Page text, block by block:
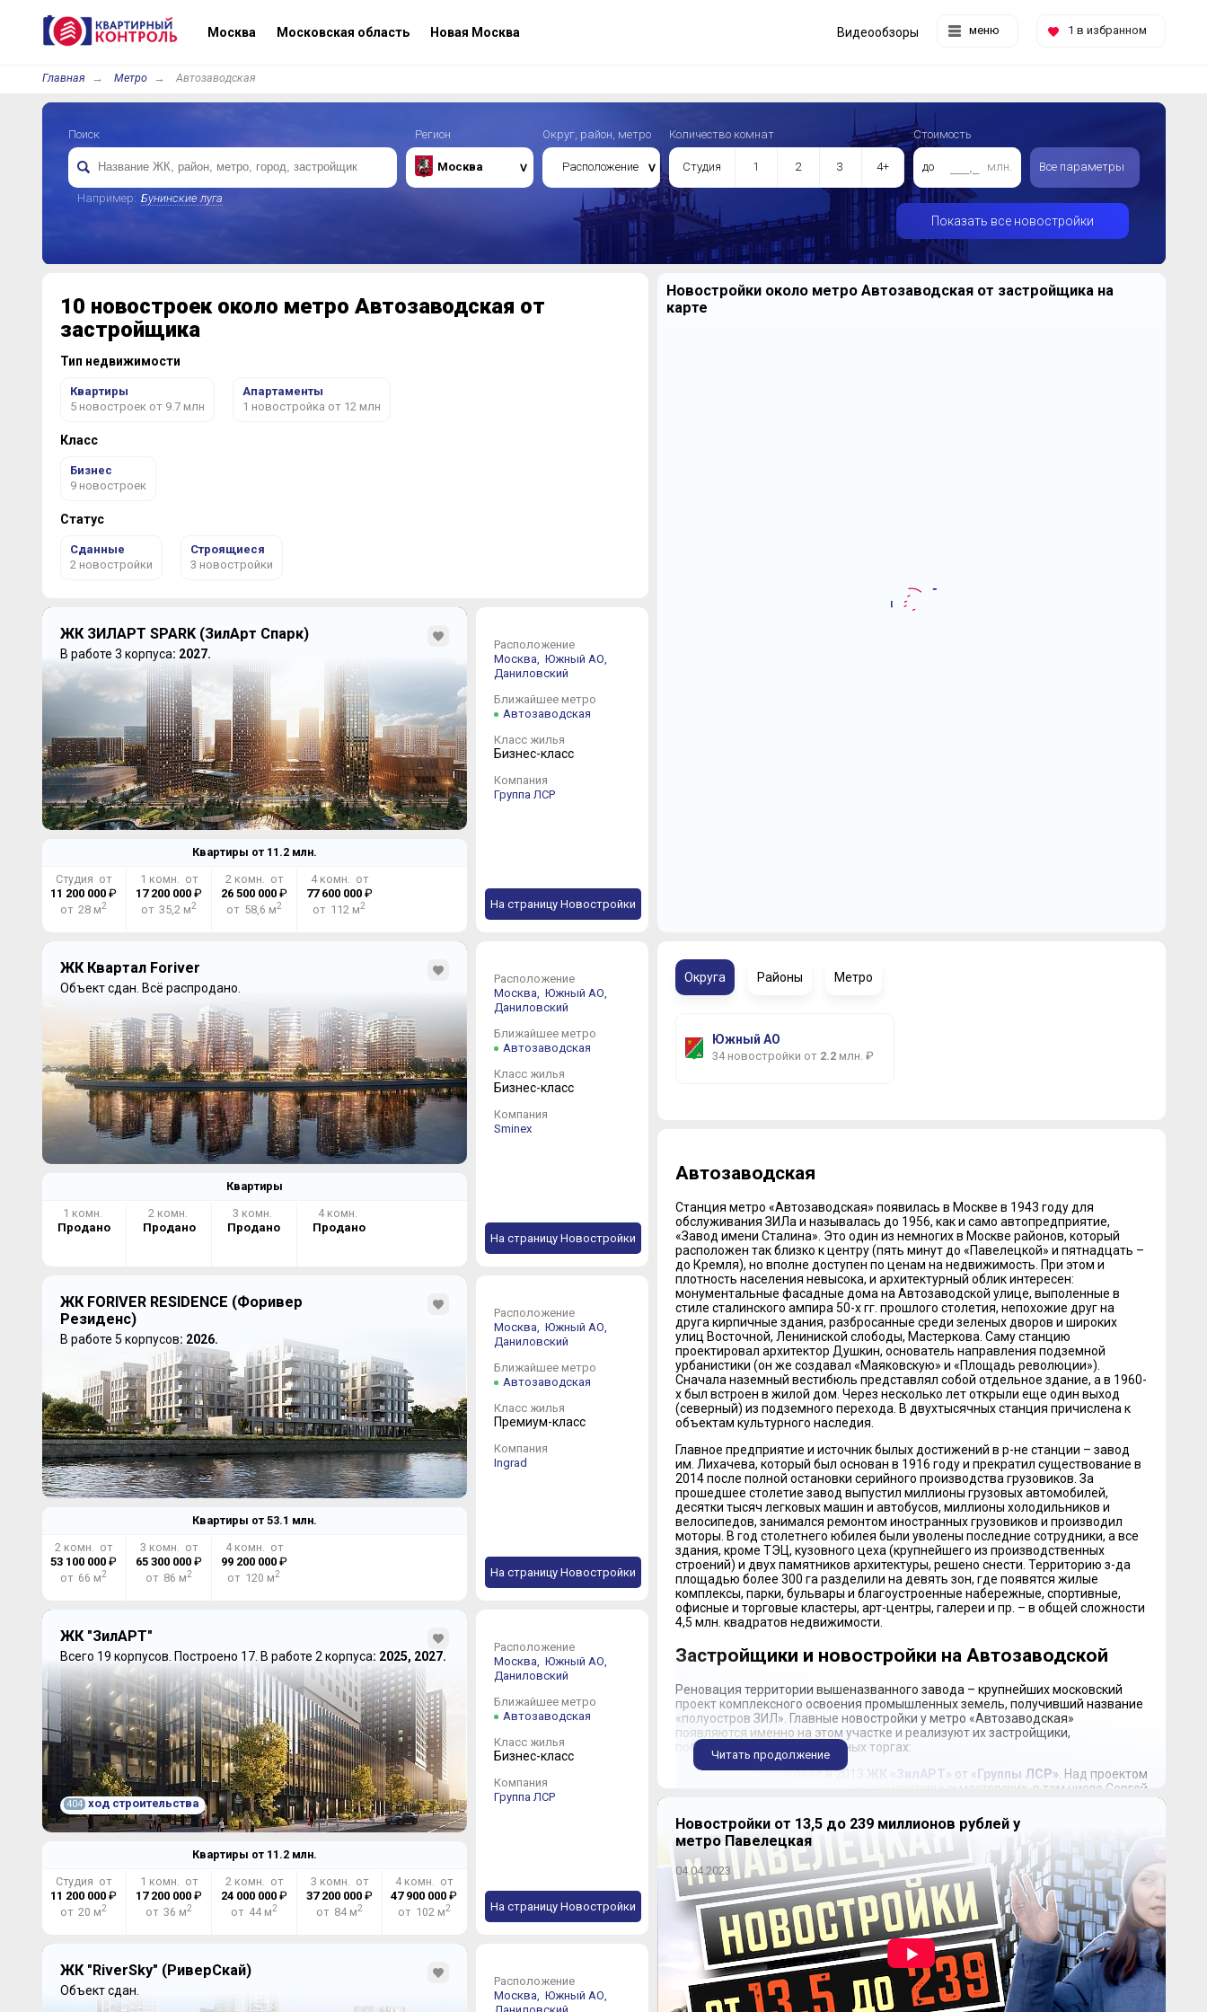
Москва Московская область Новая Москва меню 1 в избранном
Видеообзоры
Главная Метро Автозаводская
Поиск
Например: Бунинские луга
Регион
Москва
Округ, район, метро
Расположение
Количество комнат
Студия 1 2 3 4+
Стоимость
до млн. Все параметры
Показать все новостройки
10 новостроек около метро Автозаводская от
застройщика
Тип недвижимости
Квартиры
5 новостроек от 9.7 млн
Апартаменты
1 новостройка от 12 млн
Класс
Бизнес
9 новостроек
Статус
Сданные
2 новостройки
Строящиеся
3 новостройки
ЖК ЗИЛАРТ SPARK (ЗилАрт Спарк)
В работе 3 корпуса: 2027.
Квартиры от 11.2млн.
Студия от
11 200 000 ₽
от 28 м2
1 комн. от
17 200 000 ₽
от 35,2 м2
2 комн. от
26 500 000₽
от 58,6 м2
4 комн. от
77 600 000₽
от 112 м2
Расположение
Москва, Южный АО,
Даниловский
Ближайшее метро
Автозаводская
Класс жилья
Бизнес-класс
Компания
Группа ЛСР
На страницу Новостройки
ЖК Квартал Foriver
Объект сдан. Всё распродано.
Квартиры
1 комн.
Продано
2 комн.
Продано
3 комн.
Продано
4 комн.
Продано
Расположение
Москва, Южный АО,
Даниловский
Ближайшее метро
Автозаводская
Класс жилья
Бизнес-класс
Компания
Sminex
На страницу Новостройки
ЖК FORIVER RESIDENCE (Форивер
Резиденс)
В работе 5 корпусов: 2026.
Квартиры от 53.1 млн.
2 комн. от
53 100 000 ₽
от 66 м2
3 комн. от
65 300 000 ₽
от 86 м2
4 комн. от
99 200 000₽
от 120 м2
Расположение
Москва, Южный АО,
Даниловский
Ближайшее метро
Автозаводская
Класс жилья
Премиум-класс
Компания
Ingrad
На страницу Новостройки
ЖК "ЗилАРТ"
Всего 19 корпусов. Построено 17. В работе 2 корпуса: 2025, 2027.
404 ход строительства
Квартиры от 11.2млн.
Студия от
11 200 000 ₽
от 20 м2
1 комн. от
17 200 000 ₽
от 36 м2
2 комн. от
24 000 000₽
от 44 м2
3 комн. от
37 200 000₽
от 84 м2
4 комн. от
47 900 000 ₽
от 102 м2
Расположение
Москва, Южный АО,
Даниловский
Ближайшее метро
Автозаводская
Класс жилья
Бизнес-класс
Компания
Группа ЛСР
На страницу Новостройки
ЖК "RiverSky" (РиверСкай)
Объект сдан.
Расположение
Москва, Южный АО,
Новостройки около метро Автозаводская от застройщика на
карте
Округа Районы Метро
Южный АО
34 новостройки от 2.2млн. ₽
Автозаводская
Станция метро «Автозаводская» появилась в Москве в 1943 году для
обслуживания ЗИЛа и называлась до 1956, как и само автопредприятие,
«Завод имени Сталина». Это один из немногих в Москве районов, который
расположен так близко к центру (пять минут до «Павелецкой» и пятнадцать –
до Кремля), но вполне доступен по ценам на недвижимость. При этом и
плотность населения невысока, и архитектурный облик интересен:
монументальные фасадные дома на Автозаводской улице, выполенные в
стиле сталинского ампира 50-х гг. прошлого столетия, непохожие друг на
друга кирпичные здания, разбросанные среди зеленых дворов и широких
улиц Восточной, Лениниской слободы, Мастеркова. Саму станцию
проектировал архитектор Душкин, основатель направления подземной
урбанистики (он же создавал «Маяковскую» и «Площадь революции»).
Сначала наземный вестибюль представлял собой отдельное здание, а в 1960-
х был встроен в жилой дом. Через несколько лет открыли еще один выход
(северный) из подземного перехода. В двухтысячных станция причислена к
объектам культурного наследия.
Главное предприятие и источник былых достижений в р-не станции – завод
им. Лихачева, который был основан в 1916 году и прекратил существование в
2014 после полной остановки серийного производства грузовиков. За
прошедшее столетие завод выпустил миллионы грузовых автомобилей,
десятки тысяч легковых машин и автобусов, миллионы холодильников и
велосипедов, занимался ремонтом иностранных грузовиков и производил
моторы. В год столетнего юбилея были уволены последние сотрудники, а все
здания, кроме ТЭЦ, кузовного цеха (крупнейшего из производственных
строений) и двух памятников архитектуры, решено снести. Территорию з-да
площадью более 300 га разделили на девять зон, где появятся жилые
комплексы, парки, бульвары и благоустроенные набережные, спортивные,
офисные и торговые кластеры, арт-центры, галереи и пр. – в общей сложности
4,5 млн. квадратов недвижимости.
Застройщики и новостройки на Автозаводской
Реновация территории вышеназванного завода – крупнейших московский
проект комплексного освоения промышленных земель, получивший название
«полуостров ЗИЛ». Главные новостройки у метро «Автозаводская»
появляются именно на этом участке и реализуют их застройщики,
победившие на муниципальных торгах:
Первым стартовал в 2013
ЖК «ЗилАРТ» от «Группы ЛСР» . Над проектом
работали мастера десяти архитектурных мастерских, в том числе Сергей
Ридайк (Голландия). Располагаясь на полуострове и охватывая
территорию 65 га, новый мегакомплекс объединяет жилые кварталы
вдоль набережной (миллион кв. м), парк (20 га) и общественную зону с
торгово-офисной инфраструктурой, музеем, театрами и концертными
залами. Выбор квартир впечатляет, едва ли найдется что-то похожее
среди новостроек на «Автозаводской» от застройщика с весомой
репутацией: минимальный размер типовых квартир – 35 кв. м,
максимальный превышает 200 кв. м (пятикомнатные);
Городской квартал «Парк Легенд»отГК «ТЭН»занимает более 100 га.
Жилая зона – это девять 24-этажных монолитных зданий с квартирами
и четыре 15-этажных с апартаментами. Деловой квартал состоит из
двух офисных башен и гостинично-делового корпуса с 4-звездочным
отелем, бизнес-центром и торговыми помещениями. Огромный
кузовной цех 1988 года постройки реконструируют в
Читать продолжение
Новостройки от 13,5 до 239 миллионов рублей у
метро Павелецкая
04.04.2023